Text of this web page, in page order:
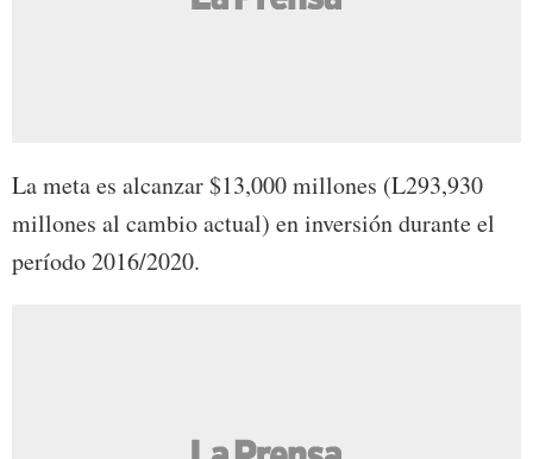
La meta es alcanzar $13,000 millones (L293,930
millones al cambio actual) en inversión durante el
período 2016/2020.